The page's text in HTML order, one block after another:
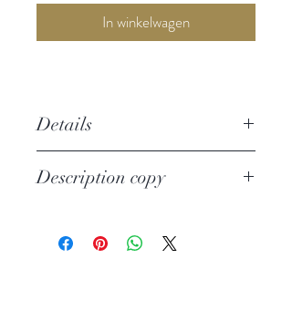
In winkelwagen
Details
XII. divinae praedestinationis totidem
Editio Tertia
Description copy